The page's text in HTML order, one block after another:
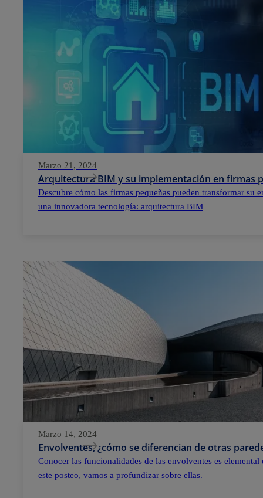
Marzo 21, 2024
Arquitectura BIM y su implementación en firmas
Descubre cómo las firmas pequeñas pueden transformar su
una innovadora tecnología: arquitectura BIM
Marzo 14, 2024
Envolventes, ¿cómo se diferencian de otras
Conocer las funcionalidades de las envolventes es
este posteo, vamos a profundizar sobre ellas.